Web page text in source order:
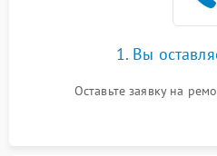
1. Вы
Оставьте заявку на